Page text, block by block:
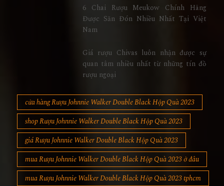
6 Chai Rượu Meukow Chính Hãng
Được Săn Đón Nhiều Nhất Tại Việt
Nam
Giá rượu Chivas luôn nhận được sự
quan tâm nhiều nhất từ những tín đồ
rượu ngoại
cửa hàng Rượu Johnnie Walker Double Black Hộp Quà 2023
shop Rượu Johnnie Walker Double Black Hộp Quà 2023
giá Rượu Johnnie Walker Double Black Hộp Quà 2023
mua Rượu Johnnie Walker Double Black Hộp Quà 2023 ở đâu
mua Rượu Johnnie Walker Double Black Hộp Quà 2023 tphcm